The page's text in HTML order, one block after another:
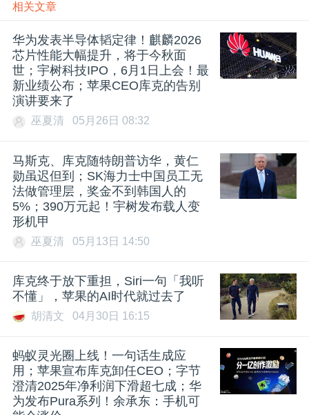
相关文章
华为发表半导体韬定律！麒麟2026
芯片性能大幅提升，将于今秋面
世；宇树科技IPO，6月1日上会！最
新业绩公布；苹果CEO库克的告别
演讲要来了
巫夏清 05月26日 08:32
马斯克、库克随特朗普访华，黄仁
勋虽迟但到；SK海力士中国员工无
法做管理层，奖金不到韩国人的
5%；390万元起！宇树发布载人变
形机甲
巫夏清 05月13日 14:50
库克终于放下重担，Siri一句「我听
不懂」，苹果的AI时代就过去了
胡清文 04月30日 16:15
蚂蚁灵光圈上线！一句话生成应
用；苹果宣布库克卸任CEO；字节
澄清2025年净利润下滑超七成；华
为发布Pura系列！余承东：手机可